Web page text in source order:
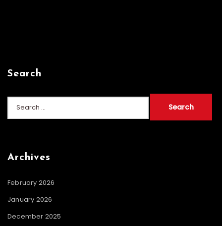
Search
Archives
February 2026
January 2026
December 2025